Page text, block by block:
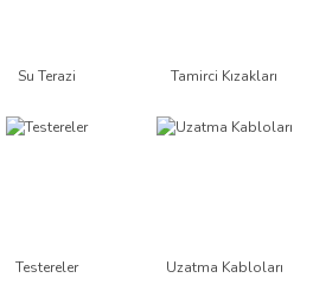
Su Terazi Tamirci Kızakları
Testereler Uzatma Kabloları